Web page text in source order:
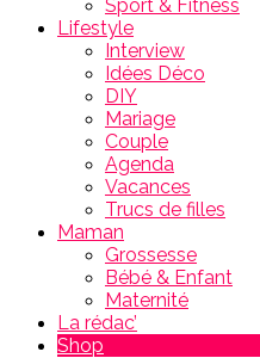
Sport & Fitness
Lifestyle
Interview
Idées Déco
DIY
Mariage
Couple
Agenda
Vacances
Trucs de filles
Maman
Grossesse
Bébé & Enfant
Maternité
La rédac’
Shop